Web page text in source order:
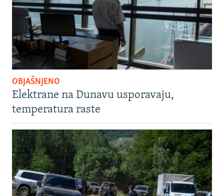
OBJAŠNJENO
Elektrane na Dunavu usporavaju,
temperatura raste